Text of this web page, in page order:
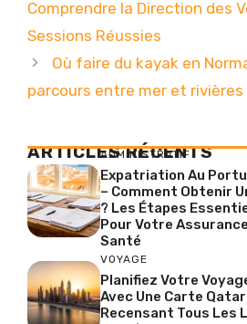
Comprendre la Direction des
Sessions Réussies
Où faire du kayak en
parcours entre mer et rivières
ARTICLES RÉCENTS
ADMINISTRATIF
Expatriation Au
– Comment Obtenir
? Les Étapes
Pour Votre Assurance
Santé
VOYAGE
Planifiez Votre
Avec Une Carte Qatar
Recensant Tous Les